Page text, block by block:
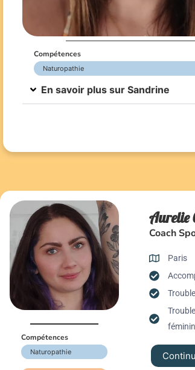
Compétences
Naturopathie
En savoir plus sur Sandrine
Compétences
Naturopathie
Aurelie
Coach
Paris
féminin